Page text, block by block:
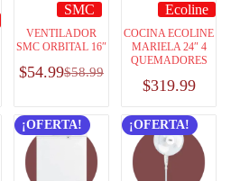
SMC
VENTILADOR
SMC ORBITAL 16″
$58.99
$54.99
Ecoline
COCINA ECOLINE
MARIELA 24″ 4
QUEMADORES
$319.99
¡OFERTA! ¡OFERTA!